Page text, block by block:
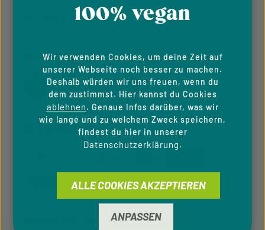
Barrierefreiheit
FOLGE UNS
ZAHLUNGSARTEN
100% vegan
Wir verwenden Cookies, um deine Zeit auf
unserer Webseite noch besser zu machen.
Deshalb würden wir uns freuen, wenn du
dem zustimmst. Hier kannst du Cookies
ablehnen. Genaue Infos darüber, was wir
wie lange und zu welchem Zweck speichern,
findest du hier in unserer
Datenschutzerklärung.
ANPASSEN
ALLE COOKIES AKZEPTIEREN